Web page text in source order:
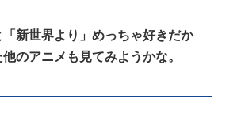
「新世界より」めっちゃ好きだか
のアニメも見てみようかな。